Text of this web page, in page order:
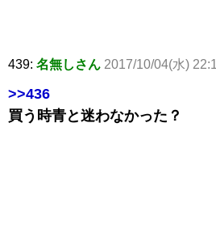
439: 名無しさん 2017/10/04(水)
>>436
買う時青と迷わなかった？